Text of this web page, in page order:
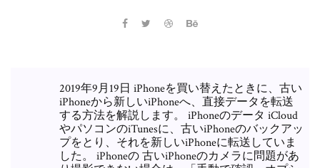
2019年9月19日 iPhoneを買い替えたときに、古い
iPhoneから新しいiPhoneへ、直接データを転送
する方法を解説します。 iPhoneのデータ iCloud
やパソコンのiTunesに、古いiPhoneのバックアッ
プをとり、それを新しいiPhoneに転送していま
した。 iPhoneの 古いiPhoneのカメラに問題があ